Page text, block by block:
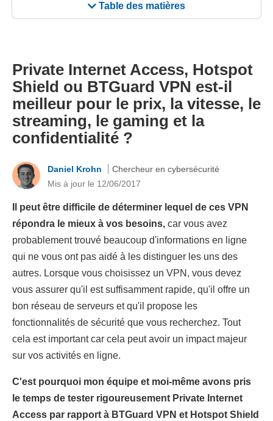
Table des matières
Private Internet Access, Hotspot
Shield ou BTGuard VPN est-il
meilleur pour le prix, la vitesse, le
streaming, le gaming et la
confidentialité ?
Daniel Krohn
Chercheur en cybersécurité
Mis à jour le 12/06/2017
Il peut être difficile de déterminer lequel de ces VPN
répondra le mieux à vos besoins, car vous avez
probablement trouvé beaucoup d'informations en ligne
qui ne vous ont pas aidé à les distinguer les uns des
autres. Lorsque vous choisissez un VPN, vous devez
vous assurer qu'il est suffisamment rapide, qu'il offre un
bon réseau de serveurs et qu'il propose les
fonctionnalités de sécurité que vous recherchez. Tout
cela est important car cela peut avoir un impact majeur
sur vos activités en ligne.
C'est pourquoi mon équipe et moi-même avons pris
le temps de tester rigoureusement Private Internet
Access par rapport à BTGuard VPN et Hotspot Shield